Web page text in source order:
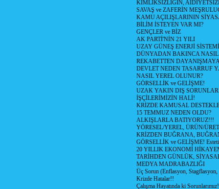
KİMLİKSİZLİĞİN,
SAVAŞ ve ZAFERİN
KAMU AÇILIŞLARININ
BİLİM İSTEYEN VAR MI?
GENÇLER ve BİZ
AK PARTİ'NİN 21 YILI
UZAY GÜNEŞ ENERJİ SİSTEMİ
DÜNYADAN BAKINCA
REKABETTEN
DEVLET NEDEN TASARRUF
NASIL YEREL OLUNUR?
GÖRSELLİK ve GELİŞME!
UZAK YAKIN DIŞ
İŞÇİLERİMİZİN HALİ!
KRİZDE KAMUSAL
15 TEMMUZ NEDEN OLDU?
ALKIŞLARLA BATIYORUZ!!!
YÖRESEL/YEREL, ÜRÜN/
KRİZDEN BUĞRANA,
GÖRSELLİK ve GELİŞME!
20 YILLIK EKONOMİ
TARİHDEN GÜNLÜK,
MEDYA MADRABAZLIĞI
Üç Sorun (Enflasyon, Stagflasyon,
Krizde Hatalar!!
Çalışma Hayatında ki